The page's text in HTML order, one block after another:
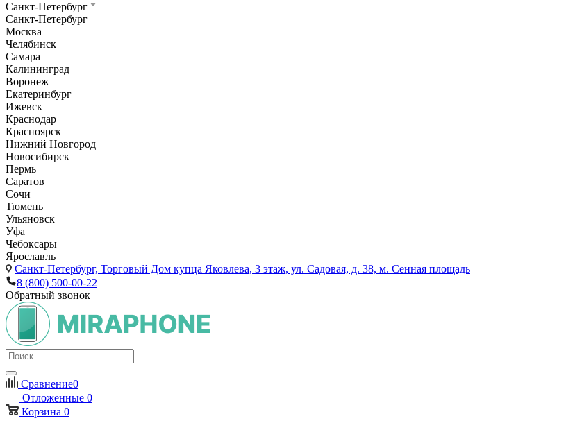
Санкт-Петербург
Санкт-Петербург
Москва
Челябинск
Самара
Калининград
Воронеж
Екатеринбург
Ижевск
Краснодар
Красноярск
Нижний Новгород
Новосибирск
Пермь
Саратов
Сочи
Тюмень
Ульяновск
Уфа
Чебоксары
Ярославль
Санкт-Петербург, Торговый Дом купца Яковлева, 3 этаж, ул. Садовая, д. 38, м. Сенная площадь
8 (800) 500-00-22
Обратный звонок
Сравнение0
Отложенные 0
Корзина 0